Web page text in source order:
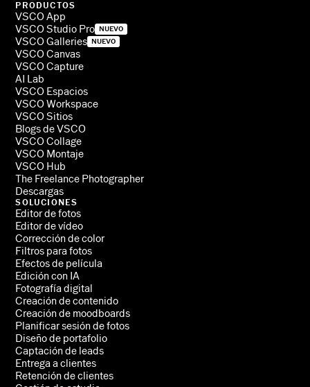
PRODUCTOS
VSCO App
VSCO Studio Pro
NUEVO
VSCO Galleries NUEVO
VSCO Canvas
VSCO Capture
AI Lab
VSCO Espacios
VSCO Workspace
VSCO Sitios
Blogs de VSCO
VSCO Collage
VSCO Montaje
VSCO Hub
The Freelance Photographer
Descargas
SOLUCIONES
Editor de fotos
Editor de vídeo
Corrección de color
Filtros para fotos
Efectos de película
Edición con IA
Fotografía digital
Creación de contenido
Creación de moodboards
Planificar sesión de fotos
Diseño de portafolio
Captación de leads
Entrega a clientes
Retención de clientes